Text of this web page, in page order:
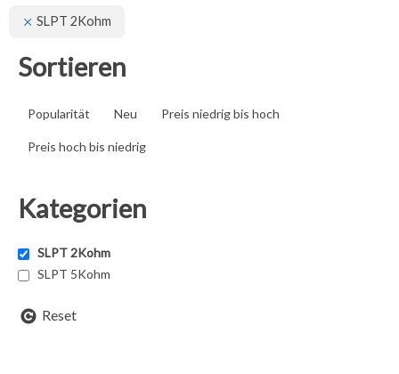
SLPT 2Kohm
Sortieren
Popularität Neu Preis niedrig bis hoch
Preis hoch bis niedrig
Kategorien
SLPT 2Kohm
SLPT 5Kohm
Reset